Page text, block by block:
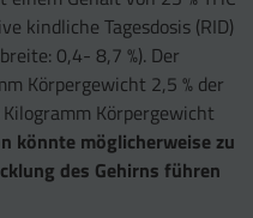
kindliche Tagesdosis (RID)
0,4- 8,7 %). Der
Körpergewicht 2,5 % der
Körpergewicht
könnte möglicherweise zu
des Gehirns führen